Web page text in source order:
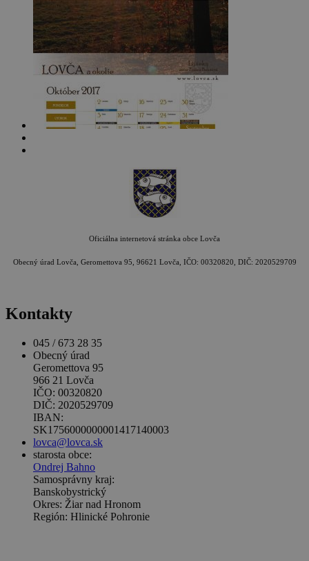
Oficiálna internetová stránka obce Lovča
Obecný úrad Lovča, Geromettova 95, 96621 Lovča, IČO: 00320820, DIČ: 2020529709
Kontakty
045 / 673 28 35
Obecný úrad
Geromettova 95
966 21 Lovča
IČO: 00320820
DIČ: 2020529709
IBAN:
SK1756000000001417140003
lovca@lovca.sk
starosta obce:
Ondrej Bahno
Samosprávny kraj:
Banskobystrický
Okres: Žiar nad Hronom
Región: Hlinické Pohronie